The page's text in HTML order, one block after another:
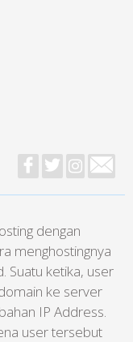
dengan
menghostingnya
Suatu ketika, user
ke server
IP Address.
user tersebut